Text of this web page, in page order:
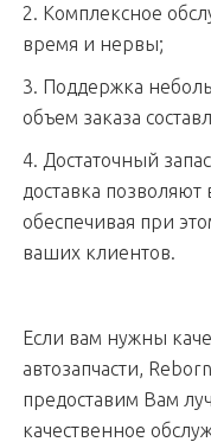
2. Комплексное
время и нервы;
3. Поддержка
объем заказа
4. Достаточный
доставка
обеспечивая при
ваших клиентов.
Если вам нужны
автозапчасти,
предоставим Вам
качественное